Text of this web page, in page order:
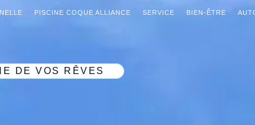
PISCINE COQUE ALLIANCE SERVICE BIEN-ÊTRE
DE VOS RÊVES